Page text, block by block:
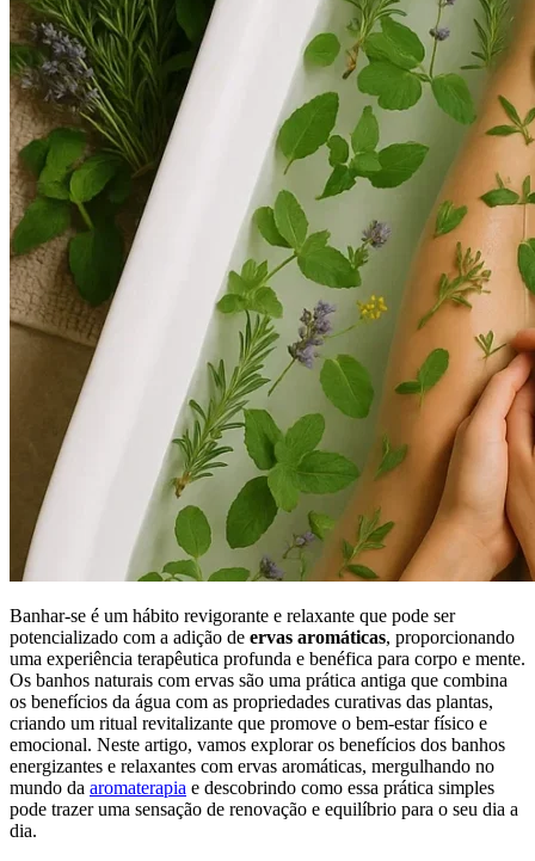
Banhar-se é um hábito revigorante e relaxante que pode ser
potencializado com a adição de ervas aromáticas, proporcionando
uma experiência terapêutica profunda e benéfica para corpo e mente.
Os banhos naturais com ervas são uma prática antiga que combina
os benefícios da água com as propriedades curativas das plantas,
criando um ritual revitalizante que promove o bem-estar físico e
emocional. Neste artigo, vamos explorar os benefícios dos banhos
energizantes e relaxantes com ervas aromáticas, mergulhando no
mundo da aromaterapia e descobrindo como essa prática simples
pode trazer uma sensação de renovação e equilíbrio para o seu dia a
dia.